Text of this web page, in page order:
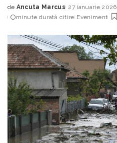
Posted
by
de Ancuta Marcus 27 ianuarie 2026
minute durată citire Eveniment